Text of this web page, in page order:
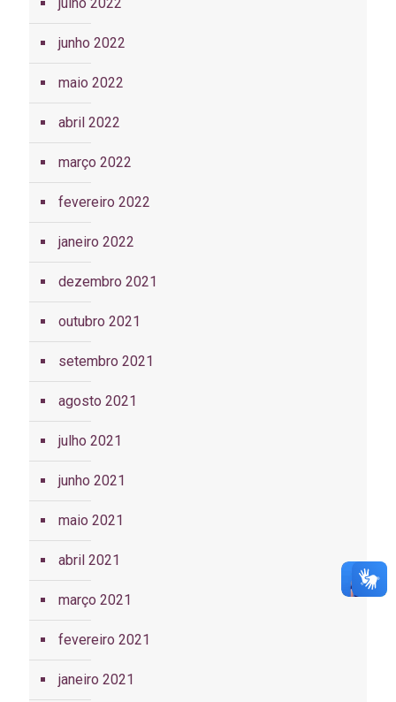
junho 2022
maio 2022
abril 2022
março 2022
fevereiro 2022
janeiro 2022
dezembro 2021
outubro 2021
setembro 2021
agosto 2021
julho 2021
junho 2021
maio 2021
abril 2021
março 2021
fevereiro 2021
janeiro 2021